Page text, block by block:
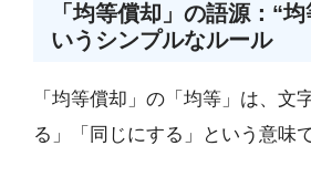
「均等償却」の語源：“
いうシンプルなルール
「均等償却」の「均等」は、文
る」「同じにする」という意味で